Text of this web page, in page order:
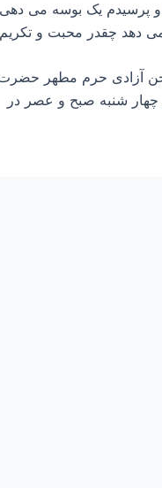
پرسیدم یک بوسه می
دهد چقدر محبت و تکریم